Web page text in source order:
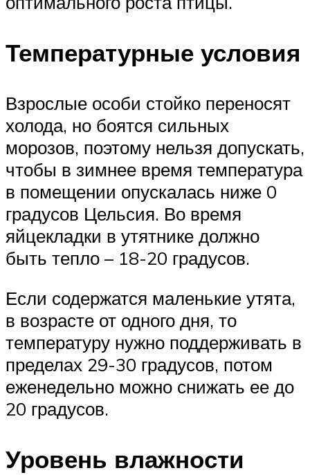
Температурные условия
Взрослые особи стойко переносят
холода, но боятся сильных
морозов, поэтому нельзя допускать,
чтобы в зимнее время температура
в помещении опускалась ниже 0
градусов Цельсия. Во время
яйцекладки в утятнике должно
быть тепло – 18-20 градусов.
Если содержатся маленькие утята,
в возрасте от одного дня, то
температуру нужно поддерживать в
пределах 29-30 градусов, потом
еженедельно можно снижать ее до
20 градусов.
Уровень влажности